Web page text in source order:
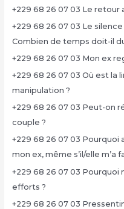
+229 68 26 07 03 Le retour
+229 68 26 07 03 Le
Combien de temps doit-il
+229 68 26 07 03 Mon ex
+229 68 26 07 03 Où est
manipulation ?
+229 68 26 07 03 Peut-on
couple ?
+229 68 26 07 03 Pourquoi
mon ex, même s’il/elle m’a
+229 68 26 07 03 Pourquoi
efforts ?
+229 68 26 07 03